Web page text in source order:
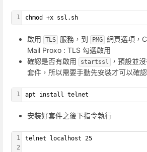
1 chmod +x ssl.sh
啟用 TLS 服務，到 PMG 網頁選項，
Mail Proxo : TLS 勾選啟用
確認是否有啟用
startssl ，預設並
套件，所以需要手動先安裝才可以確認
1 apt install telnet
安裝好套件之後下指令執行
1
2
telnet localhost 25